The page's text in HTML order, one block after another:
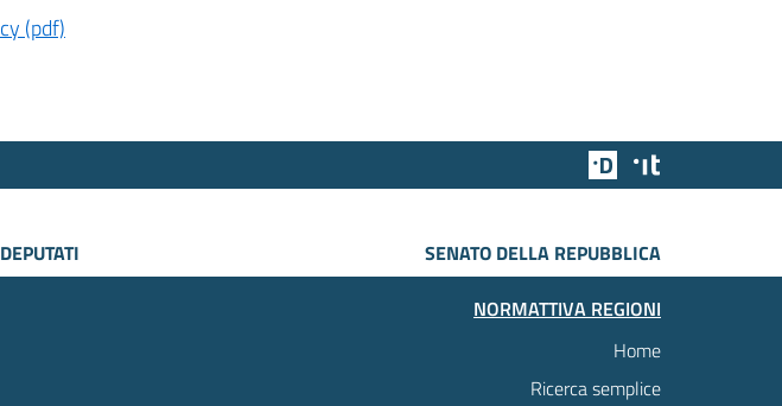
(pdf)
Team Digitale
SENATO DELLA REPUBBLICA
NORMATTIVA REGIONI
Home
Ricerca semplice